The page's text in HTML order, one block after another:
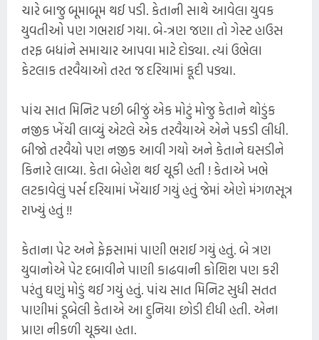
ચારે બાજુ બૂમાબૂમ થઈ પડી. કેતાની સાથે આવેલા યુવક
યુવતીઓ પણ ગભરાઈ ગયા. બે-ત્રણ જણા તો ગેસ્ટ હાઉસ
તરફ બધાંને સમાચાર આપવા માટે દોડ્યા. ત્યાં ઉભેલા
કેટલાક તરવૈયાઓ તરત જ દરિયામાં કૂદી પડ્યા.
પાંચ સાત મિનિટ પછી બીજું એક મોટું મોજુ કેતાને થોડુંક
નજીક ખેંચી લાવ્યું એટલે એક તરવૈયાએ એને પકડી લીધી.
બીજો તરવૈયો પણ નજીક આવી ગયો અને કેતાને ઘસડીને
કિનારે લાવ્યા. કેતા બેહોશ થઈ ચૂકી હતી ! કેતાએ ખભે
લટકાવેલું પર્સ દરિયામાં ખેંચાઈ ગયું હતું જેમાં એણે મંગળસૂત્ર
રાખ્યું હતું !!
કેતાના પેટ અને ફેફસામાં પાણી ભરાઈ ગયું હતું. બે ત્રણ
યુવાનોએ પેટ દબાવીને પાણી કાઢવાની કોશિશ પણ કરી
પરંતુ ઘણું મોડું થઈ ગયું હતું. પાંચ સાત મિનિટ સુધી સતત
પાણીમાં ડૂબેલી કેતાએ આ દુનિયા છોડી દીધી હતી. એના
પ્રાણ નીકળી ચૂક્યા હતા.